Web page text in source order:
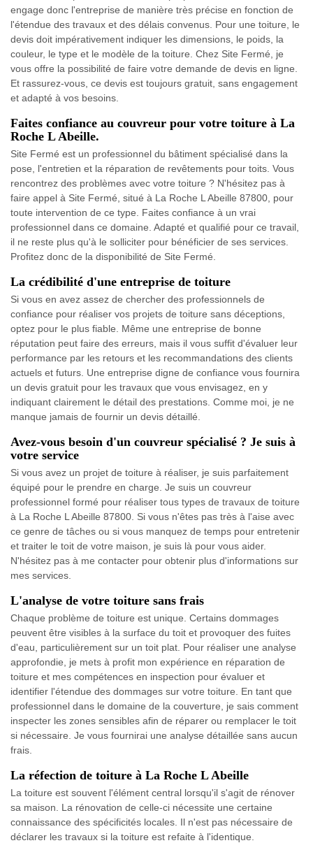
engage donc l'entreprise de manière très précise en fonction de
l'étendue des travaux et des délais convenus. Pour une toiture, le
devis doit impérativement indiquer les dimensions, le poids, la
couleur, le type et le modèle de la toiture. Chez Site Fermé, je
vous offre la possibilité de faire votre demande de devis en ligne.
Et rassurez-vous, ce devis est toujours gratuit, sans engagement
et adapté à vos besoins.
Faites confiance au couvreur pour votre toiture à La
Roche L Abeille.
Site Fermé est un professionnel du bâtiment spécialisé dans la
pose, l'entretien et la réparation de revêtements pour toits. Vous
rencontrez des problèmes avec votre toiture ? N'hésitez pas à
faire appel à Site Fermé, situé à La Roche L Abeille 87800, pour
toute intervention de ce type. Faites confiance à un vrai
professionnel dans ce domaine. Adapté et qualifié pour ce travail,
il ne reste plus qu'à le solliciter pour bénéficier de ses services.
Profitez donc de la disponibilité de Site Fermé.
La crédibilité d'une entreprise de toiture
Si vous en avez assez de chercher des professionnels de
confiance pour réaliser vos projets de toiture sans déceptions,
optez pour le plus fiable. Même une entreprise de bonne
réputation peut faire des erreurs, mais il vous suffit d'évaluer leur
performance par les retours et les recommandations des clients
actuels et futurs. Une entreprise digne de confiance vous fournira
un devis gratuit pour les travaux que vous envisagez, en y
indiquant clairement le détail des prestations. Comme moi, je ne
manque jamais de fournir un devis détaillé.
Avez-vous besoin d'un couvreur spécialisé ? Je suis à
votre service
Si vous avez un projet de toiture à réaliser, je suis parfaitement
équipé pour le prendre en charge. Je suis un couvreur
professionnel formé pour réaliser tous types de travaux de toiture
à La Roche L Abeille 87800. Si vous n'êtes pas très à l'aise avec
ce genre de tâches ou si vous manquez de temps pour entretenir
et traiter le toit de votre maison, je suis là pour vous aider.
N'hésitez pas à me contacter pour obtenir plus d'informations sur
mes services.
L'analyse de votre toiture sans frais
Chaque problème de toiture est unique. Certains dommages
peuvent être visibles à la surface du toit et provoquer des fuites
d'eau, particulièrement sur un toit plat. Pour réaliser une analyse
approfondie, je mets à profit mon expérience en réparation de
toiture et mes compétences en inspection pour évaluer et
identifier l'étendue des dommages sur votre toiture. En tant que
professionnel dans le domaine de la couverture, je sais comment
inspecter les zones sensibles afin de réparer ou remplacer le toit
si nécessaire. Je vous fournirai une analyse détaillée sans aucun
frais.
La réfection de toiture à La Roche L Abeille
La toiture est souvent l'élément central lorsqu'il s'agit de rénover
sa maison. La rénovation de celle-ci nécessite une certaine
connaissance des spécificités locales. Il n'est pas nécessaire de
déclarer les travaux si la toiture est refaite à l'identique.